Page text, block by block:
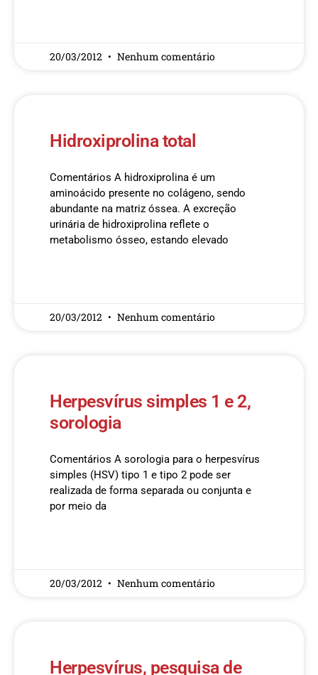
20/03/2012 Nenhum comentário
Hidroxiprolina total
Comentários A hidroxiprolina é um
aminoácido presente no colágeno, sendo
abundante na matriz óssea. A excreção
urinária de hidroxiprolina reflete o
metabolismo ósseo, estando elevado
20/03/2012 Nenhum comentário
Herpesvírus simples 1 e 2,
sorologia
Comentários A sorologia para o herpesvírus
simples (HSV) tipo 1 e tipo 2 pode ser
realizada de forma separada ou conjunta e
por meio da
20/03/2012 Nenhum comentário
Herpesvírus, pesquisa de